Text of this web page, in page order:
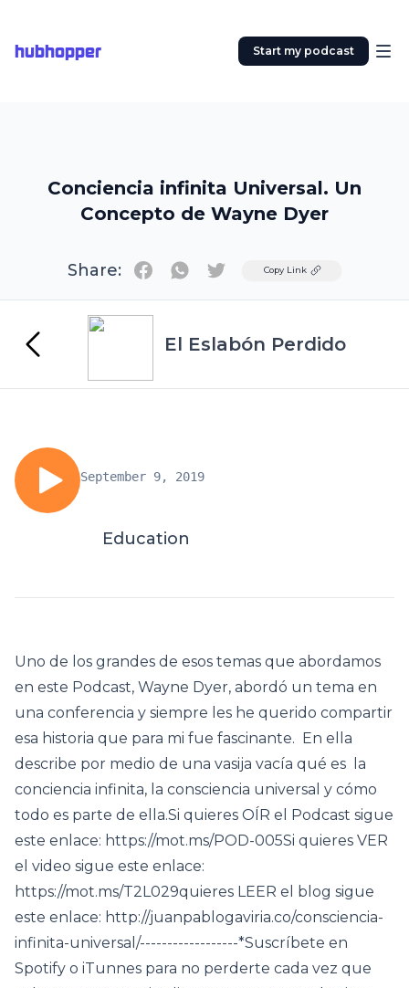
hubhopper Start my podcast
Conciencia infinita Universal. Un
Concepto de Wayne Dyer
Share: TwitterCopy Link
El Eslabón Perdido
September 9, 2019
Education
Uno de los grandes de esos temas que abordamos
en este Podcast, Wayne Dyer, abordó un tema en
una conferencia y siempre les he querido compartir
esa historia que para mi fue fascinante. En ella
describe por medio de una vasija vacía qué es la
conciencia infinita, la consciencia universal y cómo
todo es parte de ella.Si quieres OÍR el Podcast sigue
este enlace: https://mot.ms/POD-005Si quieres VER
el video sigue este enlace:
https://mot.ms/T2L029quieres LEER el blog sigue
este enlace: http://juanpablogaviria.co/consciencia-
infinita-universal/------------------*Suscríbete en
Spotify o iTunnes para no perderte cada vez que